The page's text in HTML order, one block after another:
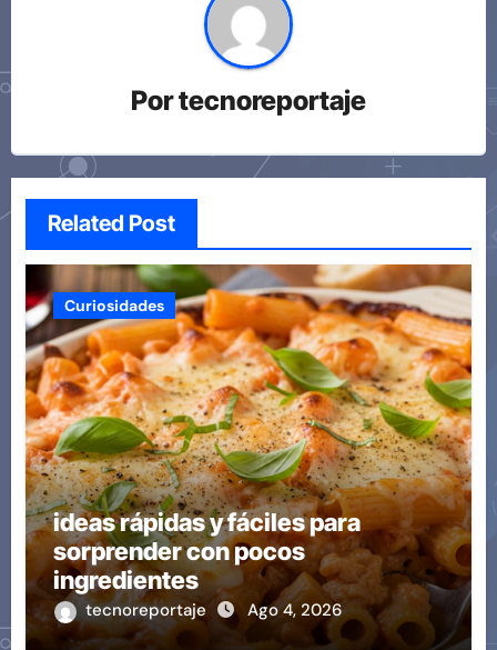
Portecnoreportaje
Related Post
Curiosidades
ideas rápidas y fáciles para
sorprender con pocos
ingredientes
tecnoreportaje Ago 4, 2026